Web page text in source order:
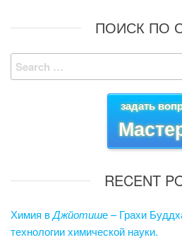
c
e
b
tt
er
er
e
st
ailk
e
dI
n
ПОИСК ПО
Search
for:
задать
RECENT
Химия вДжйотише – Грахи
технологии химической науки.